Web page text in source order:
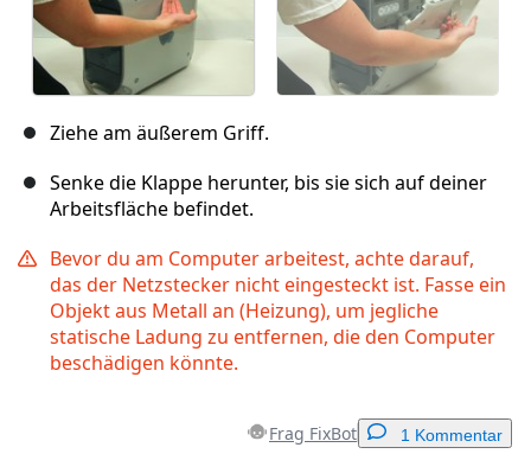
Ziehe am äußerem Griff.
Senke die Klappe herunter, bis sie sich auf deiner
Arbeitsfläche befindet.
Bevor du am Computer arbeitest, achte darauf,
das der Netzstecker nicht eingesteckt ist. Fasse ein
Objekt aus Metall an (Heizung), um jegliche
statische Ladung zu entfernen, die den Computer
beschädigen könnte.
Frag FixBot 1 Kommentar